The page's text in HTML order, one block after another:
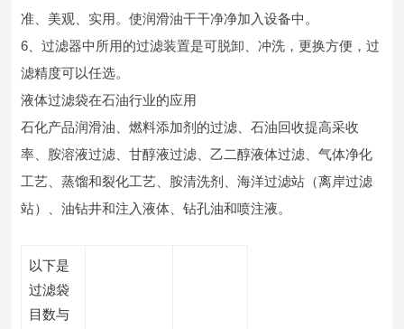
准、美观、实用。使润滑油干干净净加入设备中。
6、过滤器中所用的过滤装置是可脱卸、冲洗，更换方便，过
滤精度可以任选。
液体过滤袋在石油行业的应用
石化产品润滑油、燃料添加剂的过滤、石油回收提高采收
率、胺溶液过滤、甘醇液过滤、乙二醇液体过滤、气体净化
工艺、蒸馏和裂化工艺、胺清洗剂、海洋过滤站（离岸过滤
站）、油钻井和注入液体、钻孔油和喷注液。
以下是
过滤袋
目数与